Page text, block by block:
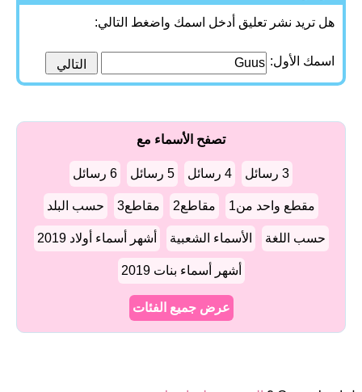
هل تريد نشر تعليق أدخل اسمك واضغط التالي:
اسمك الأول:
تصفح الأسماء مع
3 رسائل 4 رسائل 5 رسائل 6 رسائل
مقطع واحد من1 مقاطع2 مقاطع3 حسب البلد
حسب اللغة الأسماء الشعبية أشهر أسماء أولاد 2019
أشهر أسماء بنات 2019
عرض جميع الفئات